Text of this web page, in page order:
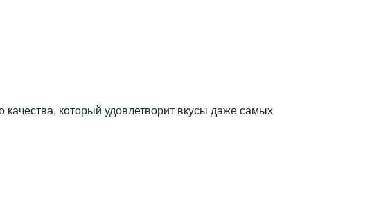
качества, который удовлетворит вкусы даже самых